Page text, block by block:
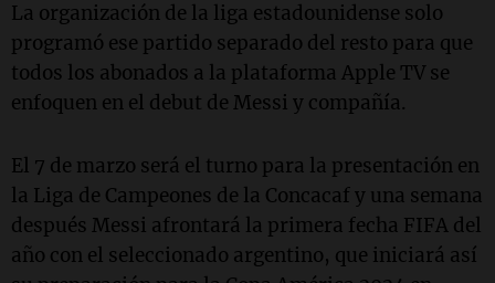
La organización de la liga estadounidense solo
programó ese partido separado del resto para que
todos los abonados a la plataforma Apple TV se
enfoquen en el debut de Messi y compañía.
El 7 de marzo será el turno para la presentación en
la Liga de Campeones de la Concacaf y una semana
después Messi afrontará la primera fecha FIFA del
año con el seleccionado argentino, que iniciará así